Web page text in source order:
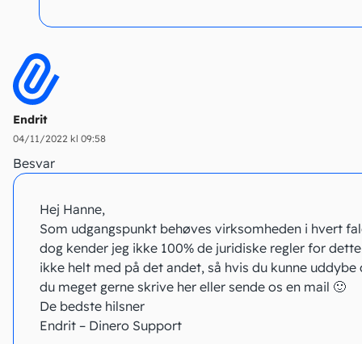
Endrit
04/11/2022 kl 09:58
Besvar
Hej Hanne,
Som udgangspunkt behøves virksomheden i hvert
dog kender jeg ikke 100% de juridiske regler for
ikke helt med på det andet, så hvis du kunne uddybe
du meget gerne skrive her eller sende os en mail 🙂
De bedste hilsner
Endrit – Dinero Support